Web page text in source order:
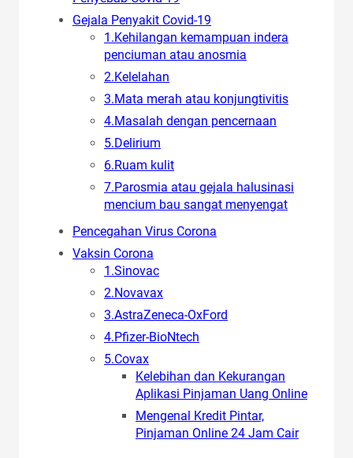
Gejala Penyakit Covid-19
1.Kehilangan kemampuan indera
penciuman atau anosmia
2.Kelelahan
3.Mata merah atau konjungtivitis
4.Masalah dengan pencernaan
5.Delirium
6.Ruam kulit
7.Parosmia atau gejala halusinasi
mencium bau sangat menyengat
Pencegahan Virus Corona
Vaksin Corona
1.Sinovac
2.Novavax
3.AstraZeneca-OxFord
4.Pfizer-BioNtech
5.Covax
Kelebihan dan Kekurangan
Aplikasi Pinjaman Uang Online
Mengenal Kredit Pintar,
Pinjaman Online 24 Jam Cair